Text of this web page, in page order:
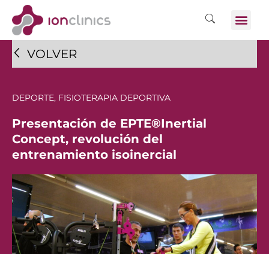
VOLVER
DEPORTE, FISIOTERAPIA DEPORTIVA
Presentación de EPTE®Inertial
Concept, revolución del
entrenamiento isoinercial